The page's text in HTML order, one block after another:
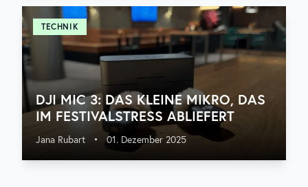
TECHNIK
DJI MIC 3: DAS KLEINE MIKRO, DAS
IM FESTIVALSTRESS ABLIEFERT
Jana Rubart • 01. Dezember 2025